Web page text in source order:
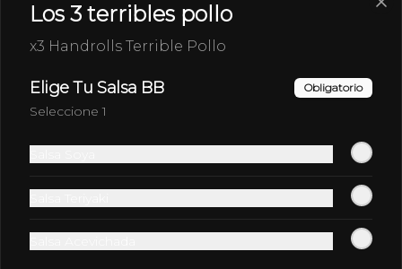
Conócenos
Los 3 terribles pollo
x3 Handrolls Terrible Pollo
Elige Tu Salsa BB Obligatorio
Seleccione 1